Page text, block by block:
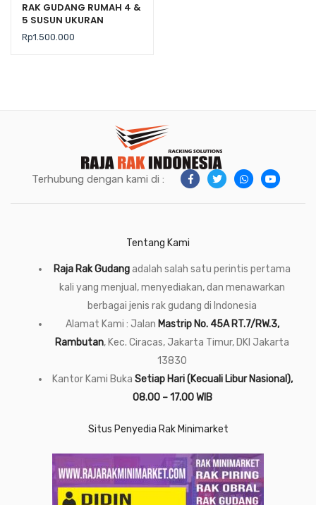
RAK GUDANG RUMAH 4 &
5 SUSUN UKURAN
120x40x200 TIPE JF-70
Rp1.500.000
Terhubung dengan kami di :
Tentang Kami
Raja Rak Gudangadalah salah satu perintis pertama
kali yang menjual, menyediakan, dan menawarkan
berbagai jenis rak gudang di Indonesia
Alamat Kami : Jalan Mastrip No. 45A RT.7/RW.3,
Rambutan, Kec. Ciracas, Jakarta Timur, DKI Jakarta
13830
Kantor Kami Buka Setiap Hari (Kecuali Libur Nasional),
08.00 – 17.00 WIB
Situs Penyedia Rak Minimarket